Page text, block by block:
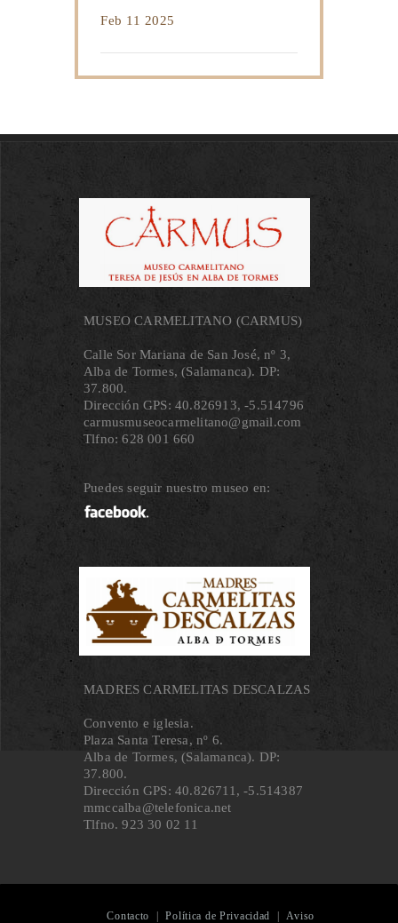
Feb 11 2025
MUSEO CARMELITANO (CARMUS)
Calle Sor Mariana de San José, nº 3,
Alba de Tormes, (Salamanca). DP:
37.800.
Dirección GPS: 40.826913, ‐5.514796
carmusmuseocarmelitano@gmail.com
Tlfno: 628 001 660
Puedes seguir nuestro museo en:
MADRES CARMELITAS DESCALZAS
Convento e iglesia.
Plaza Santa Teresa, nº 6.
Alba de Tormes, (Salamanca). DP:
37.800.
Dirección GPS: 40.826711, ‐5.514387
mmccalba@telefonica.net
Tlfno. 923 30 02 11
Contacto | Política de Privacidad | Aviso